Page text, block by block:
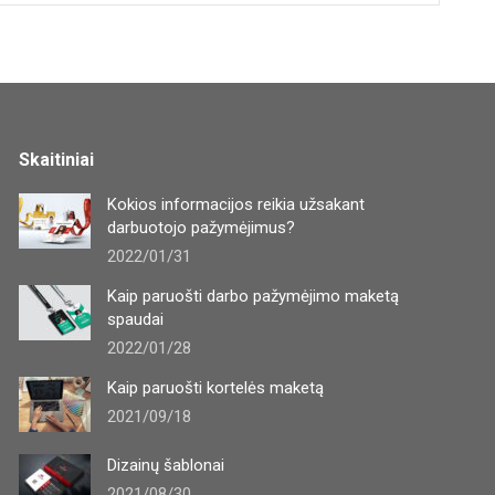
Skaitiniai
Kokios informacijos reikia užsakant
darbuotojo pažymėjimus?
2022/01/31
Kaip paruošti darbo pažymėjimo maketą
spaudai
2022/01/28
Kaip paruošti kortelės maketą
2021/09/18
Dizainų šablonai